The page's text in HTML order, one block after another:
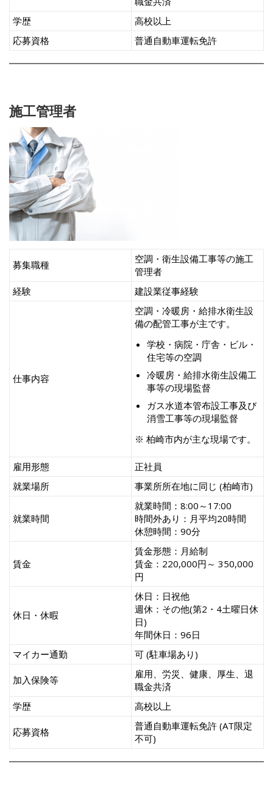
学歴
高校以上
応募資格
普通自動車運転免許
施工管理者
募集職種
空調・衛生設備工事等の施工
管理者
経験
建設業従事経験
仕事内容
空調・冷暖房・給排水衛生設
備の配管工事が主です。
学校・病院・庁舎・ビル・
住宅等の空調
冷暖房・給排水衛生設備工
事等の現場監督
ガス水道本管布設工事及び
消雪工事等の現場監督
※ 柏崎市内が主な現場です。
雇用形態
正社員
就業場所
事業所所在地に同じ (柏崎市)
就業時間
就業時間：8:00～17:00
時間外あり：月平均20時間
休憩時間：90分
賃金
賃金形態：月給制
賃金：220,000円～ 350,000
円
休日・休暇
休日：日祝他
週休：その他(第2・4土曜日休
日)
年間休日：96日
マイカー通勤
可 (駐車場あり)
加入保険等
雇用、労災、健康、厚生、退
職金共済
学歴
高校以上
応募資格
普通自動車運転免許 (AT限定
不可)